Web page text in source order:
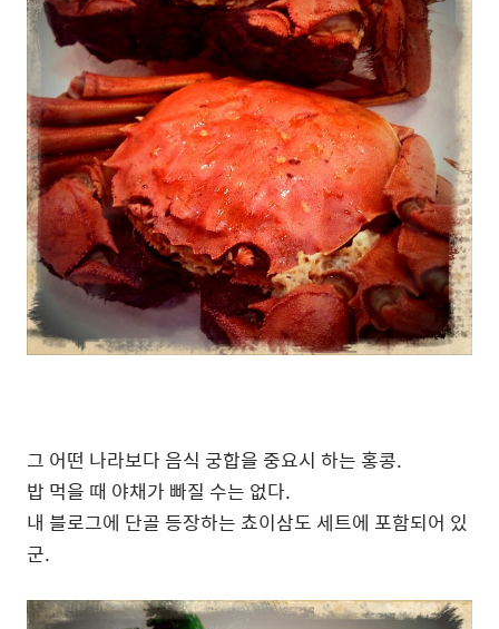
그 어떤 나라보다 음식 궁합을 중요시 하는 홍콩.
밥 먹을 때 야채가 빠질 수는 없다.
내 블로그에 단골 등장하는 쵸이삼도 세트에 포함되어 있
군.